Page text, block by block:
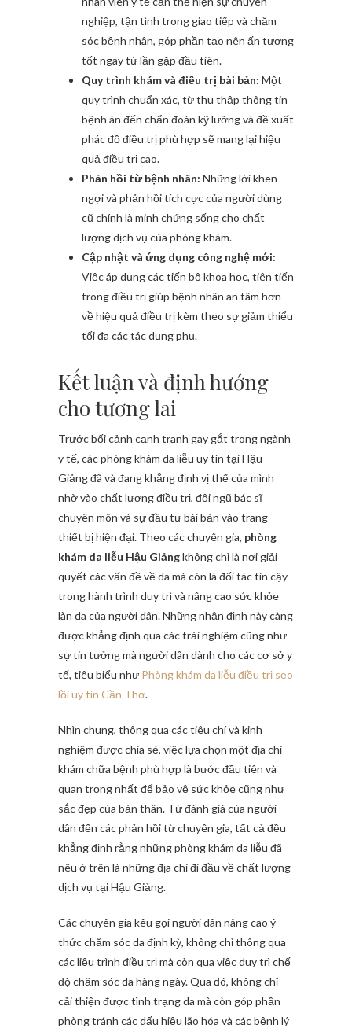
nghiệp, tận tình trong giao tiếp và chăm
sóc bệnh nhân, góp phần tạo nên ấn tượng
tốt ngay từ lần gặp đầu tiên.
Quy trình khám và điều trị bài bản: Một
quy trình chuẩn xác, từ thu thập thông tin
bệnh án đến chẩn đoán kỹ lưỡng và đề xuất
phác đồ điều trị phù hợp sẽ mang lại hiệu
quả điều trị cao.
Phản hồi từ bệnh nhân: Những lời khen
ngợi và phản hồi tích cực của người dùng
cũ chính là minh chứng sống cho chất
lượng dịch vụ của phòng khám.
Cập nhật và ứng dụng công nghệ mới:
Việc áp dụng các tiến bộ khoa học, tiên tiến
trong điều trị giúp bệnh nhân an tâm hơn
về hiệu quả điều trị kèm theo sự giảm thiểu
tối đa các tác dụng phụ.
Kết luận và định hướng
cho tương lai
Trước bối cảnh cạnh tranh gay gắt trong ngành
y tế, các phòng khám da liễu uy tín tại Hậu
Giảng đã và đang khẳng định vị thế của mình
nhờ vào chất lượng điều trị, đội ngũ bác sĩ
chuyên môn và sự đầu tư bài bản vào trang
thiết bị hiện đại. Theo các chuyên gia, phòng
khám da liễu Hậu Giảngkhông chỉ là nơi giải
quyết các vấn đề về da mà còn là đối tác tin cậy
trong hành trình duy trì và nâng cao sức khỏe
làn da của người dân. Những nhận định này càng
được khẳng định qua các trải nghiệm cũng như
sự tin tưởng mà người dân dành cho các cơ sở y
tế, tiêu biểu như Phòng khám da liễu điều trị sẹo
lồi uy tín Cần Thơ.
Nhìn chung, thông qua các tiêu chí và kinh
nghiệm được chia sẻ, việc lựa chọn một địa chỉ
khám chữa bệnh phù hợp là bước đầu tiên và
quan trọng nhất để bảo vệ sức khỏe cũng như
sắc đẹp của bản thân. Từ đánh giá của người
dân đến các phản hồi từ chuyên gia, tất cả đều
khẳng định rằng những phòng khám da liễu đã
nêu ở trên là những địa chỉ đi đầu về chất lượng
dịch vụ tại Hậu Giảng.
Các chuyên gia kêu gọi người dân nâng cao ý
thức chăm sóc da định kỳ, không chỉ thông qua
các liệu trình điều trị mà còn qua việc duy trì chế
độ chăm sóc da hàng ngày. Qua đó, không chỉ
cải thiện được tình trạng da mà còn góp phần
phòng tránh các dấu hiệu lão hóa và các bệnh lý